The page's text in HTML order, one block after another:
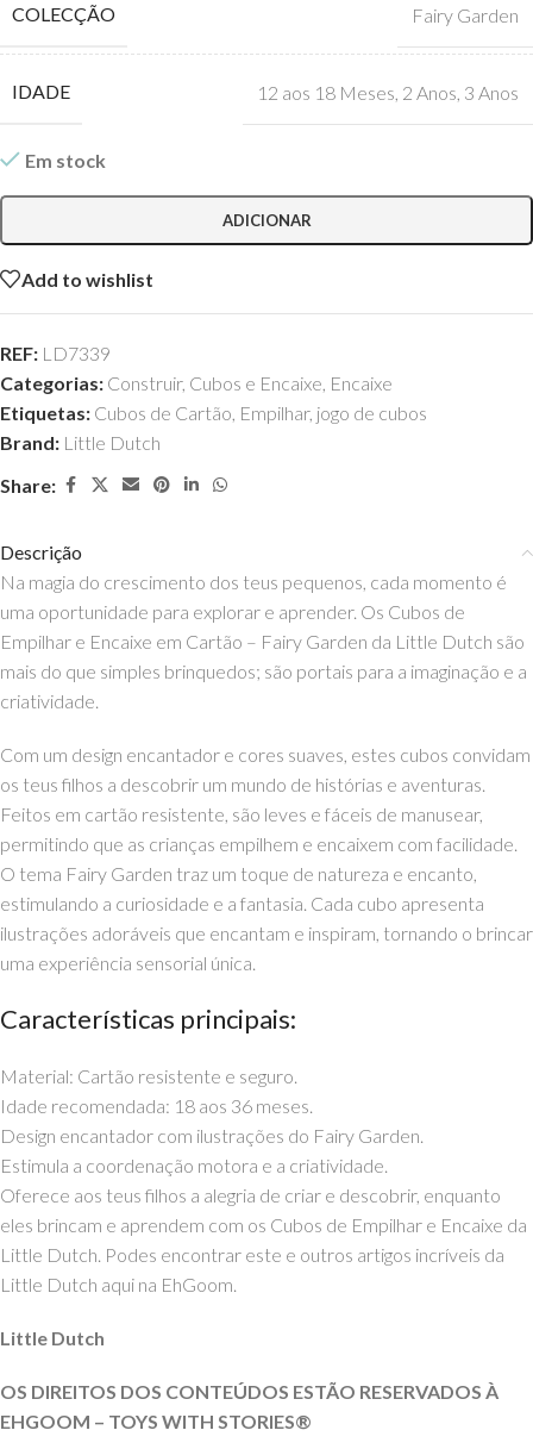
COLECÇÃO Fairy Garden
IDADE 12 aos 18 Meses 2 Anos 3 Anos
Em stock
ADICIONAR
Add to wishlist
REF: LD7339
Categorias: Construir, Cubos e Encaixe, Encaixe
Etiquetas: Cubos de Cartão, Empilhar, jogo de cubos
Brand: Little Dutch
Share:
Descrição
Na magia do crescimento dos teus pequenos, cada momento é
uma oportunidade para explorar e aprender. Os Cubos de
Empilhar e Encaixe em Cartão – Fairy Garden da Little Dutch são
mais do que simples brinquedos; são portais para a imaginação e a
criatividade.
Com um design encantador e cores suaves, estes cubos convidam
os teus filhos a descobrir um mundo de histórias e aventuras.
Feitos em cartão resistente, são leves e fáceis de manusear,
permitindo que as crianças empilhem e encaixem com facilidade.
O tema Fairy Garden traz um toque de natureza e encanto,
estimulando a curiosidade e a fantasia. Cada cubo apresenta
ilustrações adoráveis que encantam e inspiram, tornando o brincar
uma experiência sensorial única.
Características principais:
Material: Cartão resistente e seguro.
Idade recomendada: 18 aos 36 meses.
Design encantador com ilustrações do Fairy Garden.
Estimula a coordenação motora e a criatividade.
Oferece aos teus filhos a alegria de criar e descobrir, enquanto
eles brincam e aprendem com os Cubos de Empilhar e Encaixe da
Little Dutch. Podes encontrar este e outros artigos incríveis da
Little Dutch aqui na EhGoom.
Little Dutch
OS DIREITOS DOS CONTEÚDOS ESTÃO RESERVADOS À
EHGOOM – TOYS WITH STORIES®️